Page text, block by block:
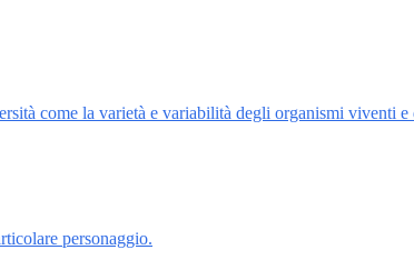
come la varietà e variabilità degli organismi viventi
personaggio.